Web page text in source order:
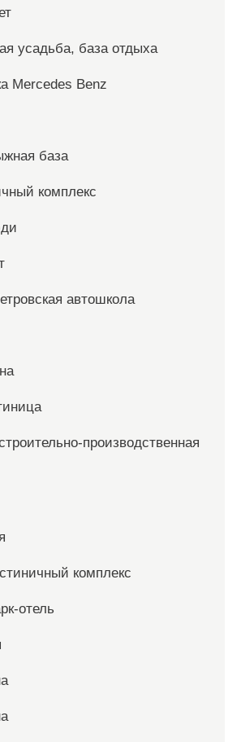
усадьба, база отдыха
Mercedes Benz
база
комплекс
автошкола
производственная
комплекс
отель